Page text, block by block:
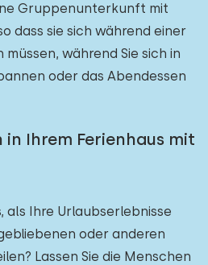
Gruppenunterkunft mit
dass sie sich während einer
während Sie sich in
oder das Abendessen
Ihrem Ferienhaus mit
als Ihre Urlaubserlebnisse
oder anderen
Lassen Sie die Menschen